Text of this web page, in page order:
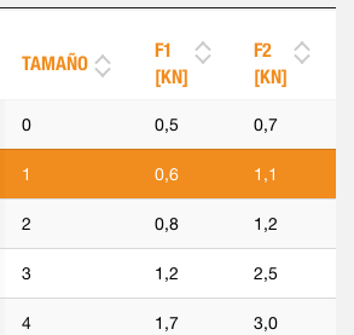
TAMAÑO
F1
[KN]
F2
[KN]
0 0,5 0,7
1 0,6 1,1
2 0,8 1,2
3 1,2 2,5
4 1,7 3,0